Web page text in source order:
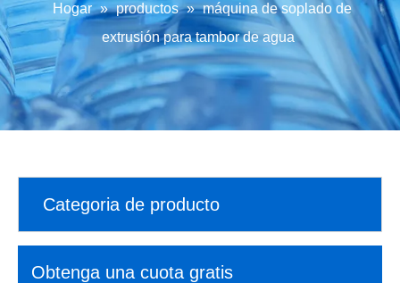
Hogar » productos » máquina de soplado de
extrusión para tambor de agua
Categoria de producto
Obtenga una cuota gratis